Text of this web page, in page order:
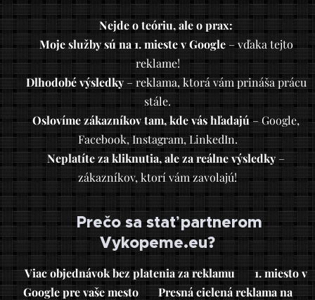
📌Nejde o teóriu, ale o prax:
✅ Moje služby sú na 1. mieste v Google– vďaka tejto
reklame!
✅ Dlhodobé výsledky– reklama, ktorá vám prináša prácu
stále.
✅Oslovíme zákazníkov tam, kde vás hľadajú– Google,
Facebook, Instagram, LinkedIn.
✅Neplatíte za kliknutia, ale za reálne výsledky–
zákazníkov, ktorí vám zavolajú!
✅ Prečo sa stať partnerom
Vykopeme.eu?
🔹Viac objednávok bez platenia za reklamu🔹1. miesto v
Google pre vaše mesto🔹Presná cielená reklama na